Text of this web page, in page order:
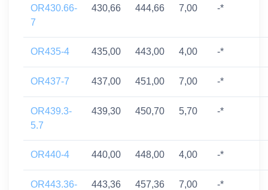
OR430.66-
7
430,66 444,66 7,00 -*
OR435-4 435,00 443,00 4,00 -*
OR437-7 437,00 451,00 7,00 -*
OR439.3-
5.7
439,30 450,70 5,70 -*
OR440-4 440,00 448,00 4,00 -*
OR443.36-
443,36 457,36 7,00 -*